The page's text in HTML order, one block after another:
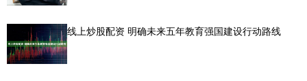
线上炒股配资 明确未来五年教育强国建设行动路线